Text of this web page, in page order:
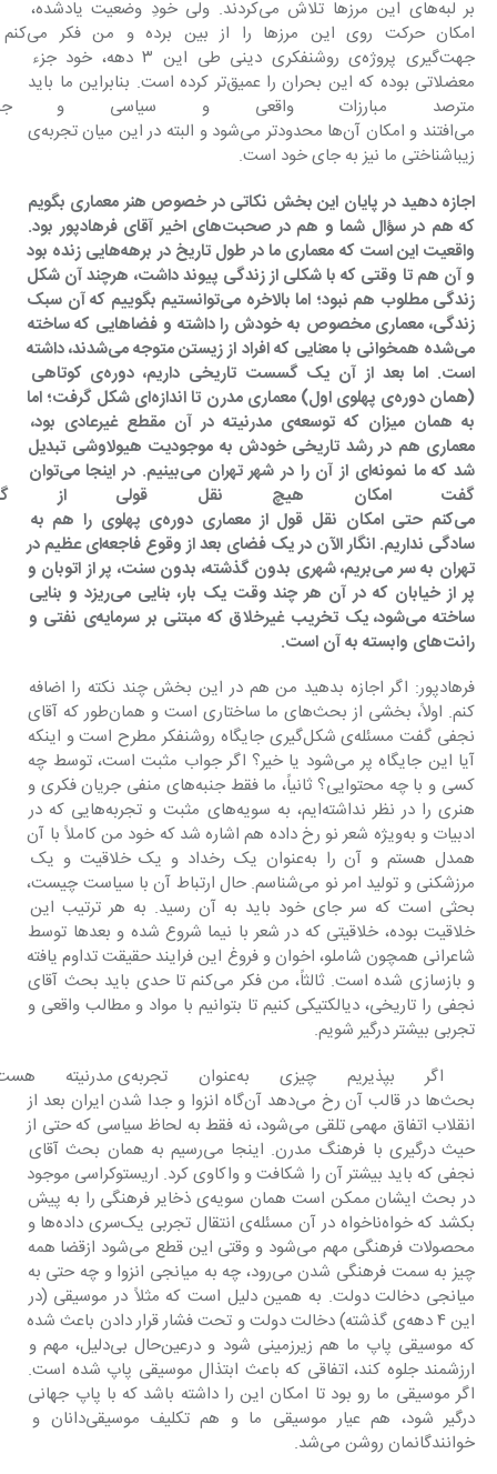
بر لبه‌های این مرزها تلاش می‌کردند. ولی خودِ وضعیت یادشده،
امکان حرکت روی این مرزها را از بین برده و من فکر می‌کنم
جهت‌گیری پروژه‌ی روشن‎فکری دینی طی این ۳ دهه، خود جزء
معضلاتی بوده که این بحران را عمیق‌تر کرده است. بنابراین ما باید
مترصد مبارزات واقعی و سیاسی و
می‌افتند و امکان آن‌ها محدودتر می‌شود و البته در این میان تجربه‌ی
زیباشناختی ما نیز به جای خود است.
اجازه دهید در پایان این بخش نکاتی در خصوص هنر معماری بگویم
که هم در سؤال شما و هم در صحبت‌های اخیر آقای فرهادپور بود.
واقعیت این است که معماری ما در طول تاریخ در برهه‌هایی زنده بود
و آن هم تا وقتی که با شکلی از زندگی پیوند داشت، هرچند آن شکل
زندگی مطلوب هم نبود؛ اما بالاخره می‌توانستیم بگوییم که آن سبک
زندگی، معماری مخصوص به خودش را داشته و فضاهایی که ساخته
می‌شده همخوانی با معنایی که افراد از زیستن متوجه می‌شدند، داشته
است. اما بعد از آن یک گسست تاریخی داریم، دوره‌ی کوتاهی
(همان دوره‌ی پهلوی اول) معماری مدرن تا اندازه‌ای شکل گرفت؛ اما
به همان میزان که توسعه‌ی مدرنیته در آن مقطع غیرعادی بود،
معماری هم در رشد تاریخی خودش به موجودیت هیولاوشی تبدیل
شد که ما نمونه‌ای از آن را در شهر تهران می‌بینیم. در اینجا می‌توان
گفت امکان هیچ نقل قولی از
می‌کنم حتی امکان نقل قول از معماری دوره‌ی پهلوی را هم به
سادگی نداریم. انگار الآن در یک فضای بعد از وقوع فاجعه‌ای عظیم در
تهران به سر می‌بریم، شهری بدون گذشته، بدون سنت، پر از اتوبان و
پر از خیابان که در آن هر چند وقت یک بار، بنایی می‌ریزد و بنایی
ساخته می‌شود، یک تخریب غیرخلاق که مبتنی بر سرمایه‌ی نفتی و
رانت‌های وابسته به آن است.
فرهادپور: اگر اجازه بدهید من هم در این بخش چند نکته را اضافه
کنم. اولاً، بخشی از بحث‌های ما ساختاری است و همان‌طور که آقای
نجفی گفت مسئله‌ی شکل‌گیری جایگاه روشن‎فکر مطرح است و اینکه
آیا این جایگاه پر می‌شود یا خیر؟ اگر جواب مثبت است، توسط چه
کسی و با چه محتوایی؟ ثانیاً، ما فقط جنبه‌های منفی جریان فکری و
هنری را در نظر نداشته‌ایم، به سویه‌های مثبت و تجربه‌هایی که در
ادبیات و به‌ویژه شعر نو رخ داده هم اشاره شد که خود من کاملاً با آن
همدل هستم و آن را به‌عنوان یک رخداد و یک خلاقیت و یک
مرزشکنی و تولید امر نو می‌شناسم. حال ارتباط آن با سیاست چیست،
بحثی است که سر جای خود باید به آن رسید. به هر ترتیب این
خلاقیت بوده، خلاقیتی که در شعر با نیما شروع شده و بعدها توسط
شاعرانی همچون شاملو، اخوان و فروغ این فرایند حقیقت تداوم یافته
و بازسازی شده است. ثالثاً، من فکر می‌کنم تا حدی باید بحث آقای
نجفی را تاریخی، دیالکتیکی کنیم تا بتوانیم با مواد و مطالب واقعی و
تجربی بیشتر درگیر شویم.
اگر بپذیریم چیزی
بحث‌ها در قالب آن رخ می‌دهد آن‌گاه انزوا و جدا شدن ایران بعد از
انقلاب اتفاق مهمی تلقی می‌شود، نه فقط به لحاظ سیاسی که حتی از
حیث درگیری با فرهنگ مدرن. اینجا می‌رسیم به همان بحث آقای
نجفی که باید بیشتر آن را شکافت و واکاوی کرد. اریستوکراسی موجود
در بحث ایشان ممکن است همان سویه‌ی ذخایر فرهنگی را به پیش
بکشد که خواه‌ناخواه در آن مسئله‌ی انتقال تجربی یک‌سری داده‌ها و
محصولات فرهنگی مهم می‌شود و وقتی این قطع می‌شود ازقضا همه
چیز به سمت فرهنگی شدن می‌رود، چه به میانجی انزوا و چه حتی به
میانجی دخالت دولت. به همین دلیل است که مثلاً در موسیقی (در
این ۴ دهه‌ی گذشته) دخالت دولت و تحت فشار قرار دادن باعث شده
که موسیقی پاپ ما هم زیرزمینی شود و درعین‌حال بی‌دلیل، مهم و
ارزشمند جلوه کند، اتفاقی که باعث ابتذال موسیقی پاپ شده است.
اگر موسیقی ما رو بود تا امکان این را داشته باشد که با پاپ جهانی
درگیر شود، هم‌ عیار موسیقی ما و هم تکلیف موسیقی‌دانان و
خوانندگانمان روشن می‌شد.